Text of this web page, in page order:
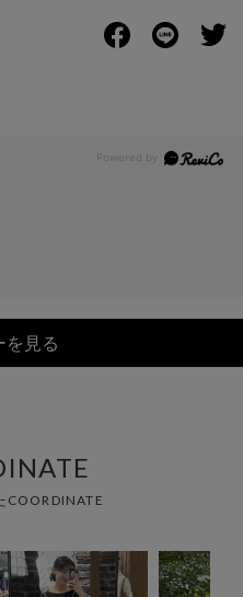
を見る
COORDINATE